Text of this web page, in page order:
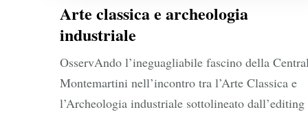
Arte classica e archeologia
industriale
OsservAndo l’ineguagliabile fascino della
Montemartini nell’incontro tra l’Arte Classica e
l’Archeologia industriale sottolineato